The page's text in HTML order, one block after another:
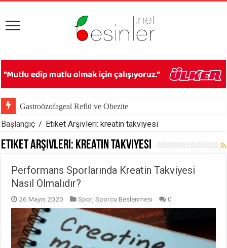
Gastroözofageal Reflü ve Obezite
Başlangıç / Etiket Arşivleri: kreatin takviyesi
Etiket Arşivleri: kreatin takviyesi
Performans Sporlarında Kreatin Takviyesi
Nasıl Olmalıdır?
26 Mayıs 2020 Spor,Sporcu Beslenmesi 0